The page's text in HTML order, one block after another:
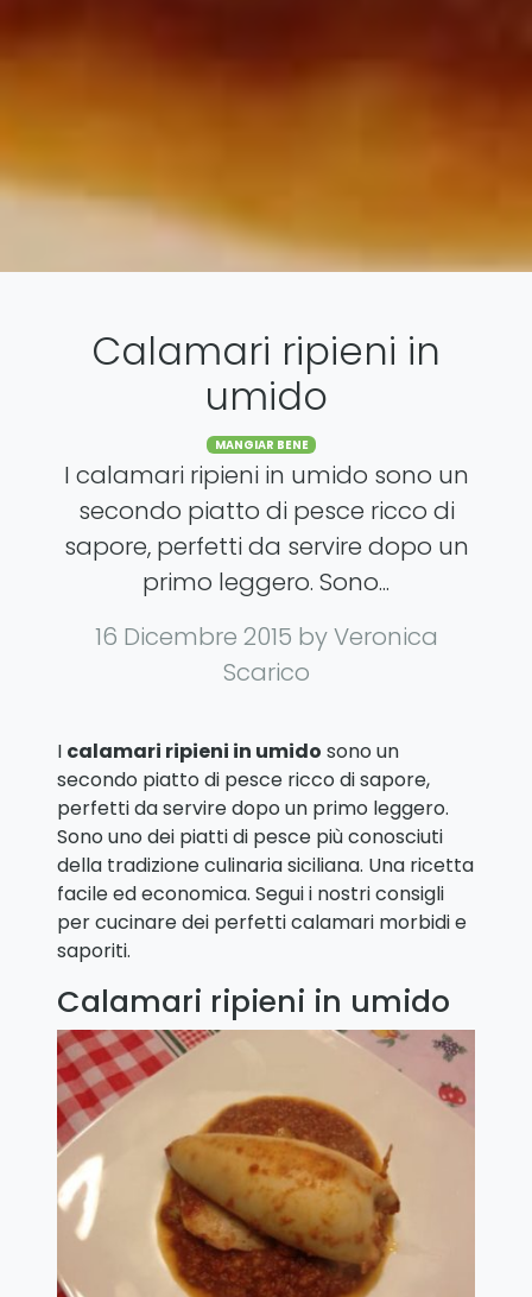
Calamari ripieni in
umido
Categories
MANGIAR BENE
I calamari ripieni in umido sono un
secondo piatto di pesce ricco di
sapore, perfetti da servire dopo un
primo leggero. Sono...
16 Dicembre 2015 by Veronica
Scarico
I calamari ripieni in umido sono un
secondo piatto di pesce ricco di sapore,
perfetti da servire dopo un primo leggero.
Sono uno dei piatti di pesce più conosciuti
della tradizione culinaria siciliana. Una ricetta
facile ed economica. Segui i nostri consigli
per cucinare dei perfetti calamari morbidi e
saporiti.
Calamari ripieni in umido